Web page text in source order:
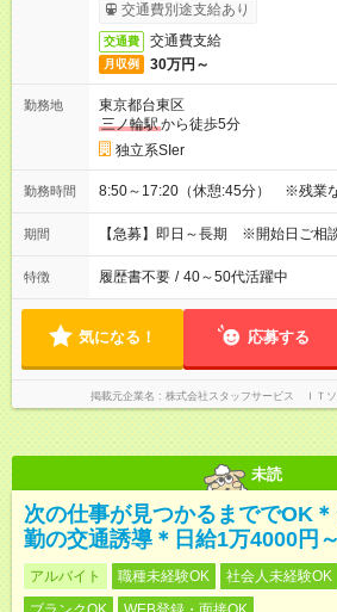
交通費別途支給あり
交通費 交通費支給
月収例 30万円～
勤務地
東京都台東区
三ノ輪駅から徒歩5分
独立系SIer
勤務時間 8:50～17:20（休憩:45分） ※残業
期間 【急募】即日～長期 ※開始日ご相
特徴 履歴書不要 / 40～50代活躍中
気になる！ 応募する
掲載元企業名 株式会社スタッフサービス ＩＴ
未読
次の仕事が見つかるまででOK
勤の交通誘導＊日給1万4000円～
アルバイト 職種未経験OK 社会人未経験OK